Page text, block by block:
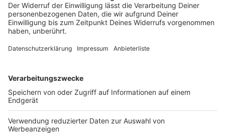
Elterperlenweg® (Vogtland)
Anzeige